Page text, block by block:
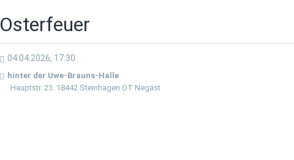
Osterfeuer
04.04.2026, 17:30
hinter der Uwe-Brauns-Halle
Hauptstr. 23. 18442 Steinhagen OT Negast